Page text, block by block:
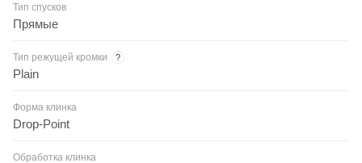
Тип спусков
Прямые
Тип режущей кромки ?
Plain
Форма клинка
Drop-Point
Обработка клинка